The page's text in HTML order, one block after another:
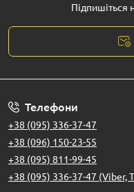
Підпишіться
Телефони
+38 (095) 336-37-47
+38 (096) 150-23-55
+38 (095) 811-99-45
+38 (095) 336-37-47 (Viber,